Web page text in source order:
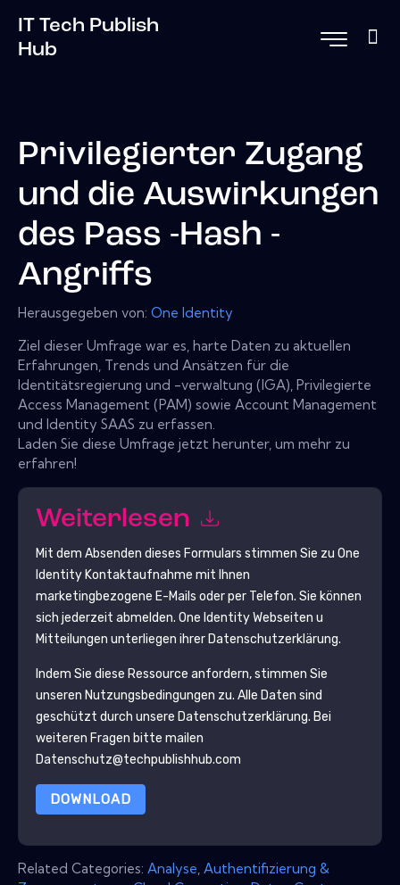
IT Tech Publish
Hub
Privilegierter Zugang
und die Auswirkungen
des Pass -Hash -
Angriffs
Herausgegeben von: One Identity
Ziel dieser Umfrage war es, harte Daten zu aktuellen
Erfahrungen, Trends und Ansätzen für die
Identitätsregierung und -verwaltung (IGA), Privilegierte
Access Management (PAM) sowie Account Management
und Identity SAAS zu erfassen.
Laden Sie diese Umfrage jetzt herunter, um mehr zu
erfahren!
Weiterlesen
Mit dem Absenden dieses Formulars stimmen Sie zu One
IdentityKontaktaufnahme mit Ihnen
marketingbezogene E-Mails oder per Telefon. Sie können
sich jederzeit abmelden. One IdentityWebseiten u
Mitteilungen unterliegen ihrer Datenschutzerklärung.
Indem Sie diese Ressource anfordern, stimmen Sie
unseren Nutzungsbedingungen zu. Alle Daten sind
geschützt durch unsere Datenschutzerklärung. Bei
weiteren Fragen bitte mailen
Datenschutz@techpublishhub.com
DOWNLOAD
Related Categories: Analyse Authentifizierung &